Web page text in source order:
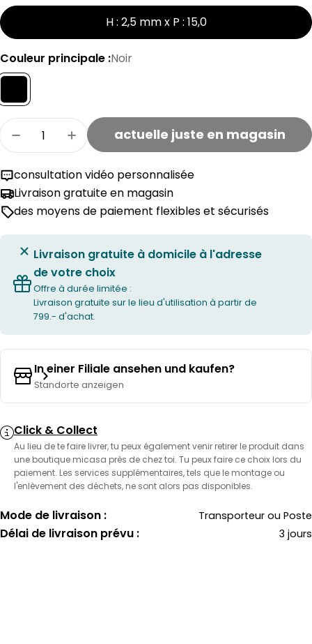
H : 2,5 mm x P : 15,0
Couleur principale :Noir
Quantité
Lot de patins antidérapants Fix-O-Moll 2,5
Quantité de patins antidérapants
actuelle juste en magasin
consultation vidéo personnalisée
Livraison gratuite en magasin
des moyens de paiement flexibles et sécurisés
Livraison gratuite à domicile à l'adresse
de votre choix
Offre à durée limitée :
Livraison gratuite sur le lieu d'utilisation à partir de
799.- d'achat.
In einer Filiale ansehen und kaufen?
Standorte anzeigen
Click & Collect
Au lieu de te faire livrer, tu peux également venir retirer le produit dans
une boutique micasa près de chez toi. Tu peux faire ce choix lors du
paiement. Les services supplémentaires, tels que le montage ou
l'enlèvement des déchets, ne sont alors pas disponibles.
Mode de livraison : Transporteur ou Poste
Délai de livraison prévu : 3 jours